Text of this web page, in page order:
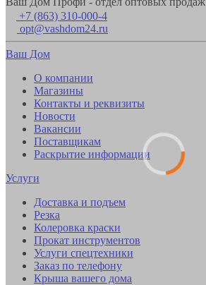
+7 (863) 310-000-4
opt@vashdom24.ru
Ваш Дом
О компании
Магазины
Контакты и реквизиты
Новости
Вакансии
Поставщикам
Раскрытие информации
Услуги
Доставка и подъем
Резка
Колеровка краски
Прокат инструментов
Услуги спецтехники
Заказ по телефону
Крыша вашего дома